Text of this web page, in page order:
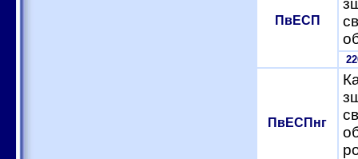
ПвЕСП
ПвЕСПнг